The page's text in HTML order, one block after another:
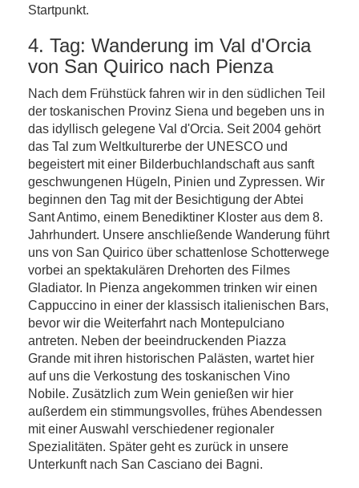
Startpunkt.
4. Tag: Wanderung im Val d'Orcia
von San Quirico nach Pienza
Nach dem Frühstück fahren wir in den südlichen Teil
der toskanischen Provinz Siena und begeben uns in
das idyllisch gelegene Val d'Orcia. Seit 2004 gehört
das Tal zum Weltkulturerbe der UNESCO und
begeistert mit einer Bilderbuchlandschaft aus sanft
geschwungenen Hügeln, Pinien und Zypressen. Wir
beginnen den Tag mit der Besichtigung der Abtei
Sant Antimo, einem Benediktiner Kloster aus dem 8.
Jahrhundert. Unsere anschließende Wanderung führt
uns von San Quirico über schattenlose Schotterwege
vorbei an spektakulären Drehorten des Filmes
Gladiator. In Pienza angekommen trinken wir einen
Cappuccino in einer der klassisch italienischen Bars,
bevor wir die Weiterfahrt nach Montepulciano
antreten. Neben der beeindruckenden Piazza
Grande mit ihren historischen Palästen, wartet hier
auf uns die Verkostung des toskanischen Vino
Nobile. Zusätzlich zum Wein genießen wir hier
außerdem ein stimmungsvolles, frühes Abendessen
mit einer Auswahl verschiedener regionaler
Spezialitäten. Später geht es zurück in unsere
Unterkunft nach San Casciano dei Bagni.